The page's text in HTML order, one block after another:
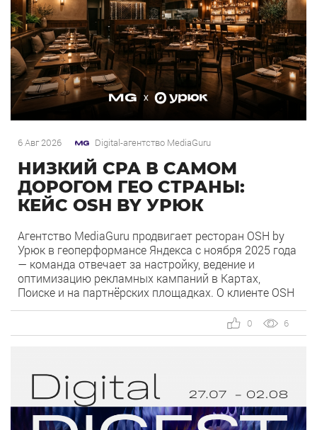
6 Авг 2026 Digital-агентство MediaGuru
НИЗКИЙ CPA В САМОМ
ДОРОГОМ ГЕО СТРАНЫ:
КЕЙС OSH BY УРЮК
Агентство MediaGuru продвигает ресторан OSH by
Урюк в геоперформансе Яндекса с ноября 2025 года
— команда отвечает за настройку, ведение и
оптимизацию рекламных кампаний в Картах,
Поиске и на партнёрских площадках. О клиенте OSH
2025 года и объединивший концепцию дубайского
OSH с сетью «Урюк». Концепт строится […]
6
0